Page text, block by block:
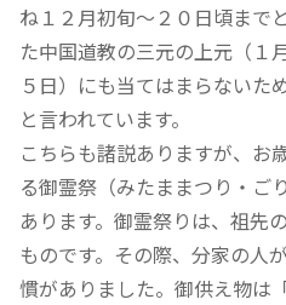
ね１２月初旬～２０日頃まで
た中国道教の三元の上元（１
５日）にも当てはまらないた
と言われています。
こちらも諸説ありますが、お
る御霊祭（みたままつり・ご
あります。御霊祭りは、祖先
ものです。その際、分家の人
慣がありました。御供え物は